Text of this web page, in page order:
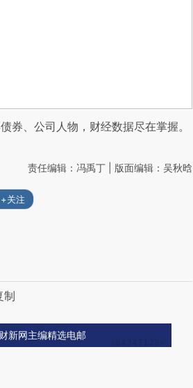
券、公司人物，财经数据尽在掌握。
责任编辑：冯禹丁 | 版面编辑：吴秋晗
+关注
制
新网主编精选电邮